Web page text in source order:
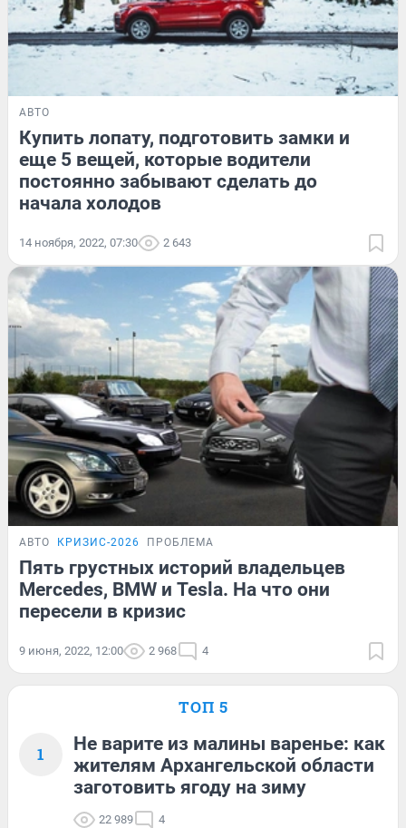
АВТО
Купить лопату, подготовить замки и
еще 5 вещей, которые водители
постоянно забывают сделать до
начала холодов
14 ноября, 2022, 07:30 2 643
АВТО КРИЗИС-2026 ПРОБЛЕМА
Пять грустных историй владельцев
Mercedes, BMW и Tesla. На что они
пересели в кризис
9 июня, 2022, 12:00 2 968 4
ТОП 5
1
Не варите из малины варенье: как
жителям Архангельской области
заготовить ягоду на зиму
22 989 4